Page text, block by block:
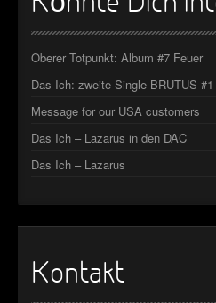
Oberer Totpunkt: Album #7 Feuer
Das Ich: zweite Single BRUTUS #1
Message for our USA customers
Das Ich – Lazarus in den DAC
Das Ich – Lazarus
Kontakt